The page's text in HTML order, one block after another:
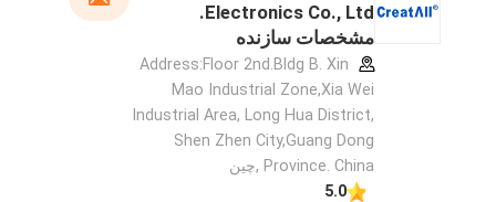
Electronics Co., Ltd.
مشخصات سازنده
Address:Floor 2nd.Bldg B. Xin
Mao Industrial Zone,Xia Wei
Industrial Area, Long Hua District,
Shen Zhen City,Guang Dong
Province. China ,چین
5.0